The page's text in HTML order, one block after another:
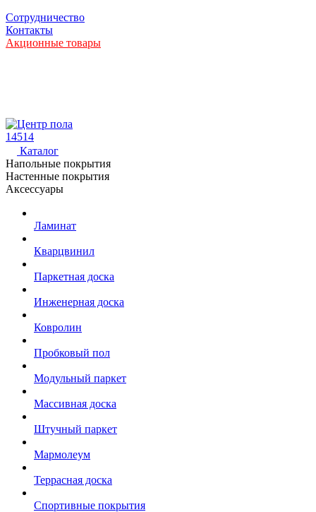
Сотрудничество
Контакты
Акционные товары
14514
Каталог
Напольные покрытия
Настенные покрытия
Аксессуары
Ламинат
Кварцвинил
Паркетная доска
Инженерная доска
Ковролин
Пробковый пол
Модульный паркет
Массивная доска
Штучный паркет
Мармолеум
Террасная доска
Спортивные покрытия